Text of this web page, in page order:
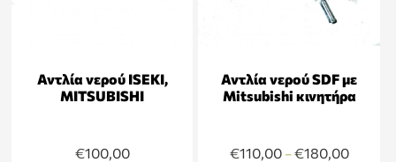
Αντλία νερού ISEKI,
MITSUBISHI
€100,00
Αντλία νερού SDF με
Mitsubishi κινητήρα
€110,00–€180,00